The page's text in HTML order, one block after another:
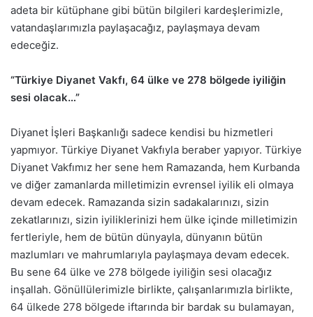
adeta bir kütüphane gibi bütün bilgileri kardeşlerimizle,
vatandaşlarımızla paylaşacağız, paylaşmaya devam
edeceğiz.
“Türkiye Diyanet Vakfı, 64 ülke ve 278 bölgede iyiliğin
sesi olacak…”
Diyanet İşleri Başkanlığı sadece kendisi bu hizmetleri
yapmıyor. Türkiye Diyanet Vakfıyla beraber yapıyor. Türkiye
Diyanet Vakfımız her sene hem Ramazanda, hem Kurbanda
ve diğer zamanlarda milletimizin evrensel iyilik eli olmaya
devam edecek. Ramazanda sizin sadakalarınızı, sizin
zekatlarınızı, sizin iyiliklerinizi hem ülke içinde milletimizin
fertleriyle, hem de bütün dünyayla, dünyanın bütün
mazlumları ve mahrumlarıyla paylaşmaya devam edecek.
Bu sene 64 ülke ve 278 bölgede iyiliğin sesi olacağız
inşallah. Gönüllülerimizle birlikte, çalışanlarımızla birlikte,
64 ülkede 278 bölgede iftarında bir bardak su bulamayan,